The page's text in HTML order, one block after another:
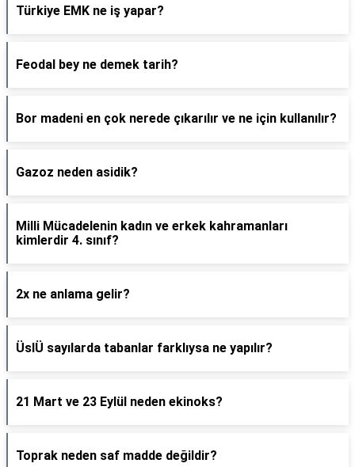
Türkiye EMK ne iş yapar?
Feodal bey ne demek tarih?
Bor madeni en çok nerede çıkarılır ve ne için kullanılır?
Gazoz neden asidik?
Milli Mücadelenin kadın ve erkek kahramanları
kimlerdir 4. sınıf?
2x ne anlama gelir?
ÜslÜ sayılarda tabanlar farklıysa ne yapılır?
21 Mart ve 23 Eylül neden ekinoks?
Toprak neden saf madde değildir?